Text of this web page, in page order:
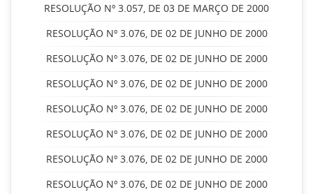
RESOLUÇÃO Nº 3.057, DE 03 DE MARÇO DE 2000
RESOLUÇÃO Nº 3.076, DE 02 DE JUNHO DE 2000
RESOLUÇÃO Nº 3.076, DE 02 DE JUNHO DE 2000
RESOLUÇÃO Nº 3.076, DE 02 DE JUNHO DE 2000
RESOLUÇÃO Nº 3.076, DE 02 DE JUNHO DE 2000
RESOLUÇÃO Nº 3.076, DE 02 DE JUNHO DE 2000
RESOLUÇÃO Nº 3.076, DE 02 DE JUNHO DE 2000
RESOLUÇÃO Nº 3.076, DE 02 DE JUNHO DE 2000